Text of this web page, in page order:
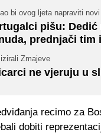
bi ovog ljeta napraviti
pišu: Dedić
prednjači tim
Zmajeve
ne vjeruju u
recimo za
dobiti